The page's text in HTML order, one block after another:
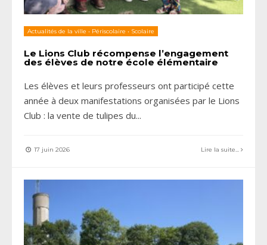
Actualités de la ville • Périscolaire • Scolaire
Le Lions Club récompense l’engagement
des élèves de notre école élémentaire
Les élèves et leurs professeurs ont participé cette
année à deux manifestations organisées par le Lions
Club : la vente de tulipes du...
17 juin 2026 Lire la suite...